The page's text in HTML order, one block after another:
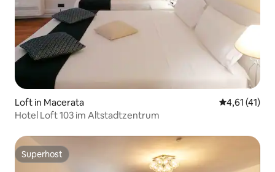
Loft in Macerata
4,61 (41)
Hotel Loft 103 im Altstadtzentrum
Superhost
Superhost